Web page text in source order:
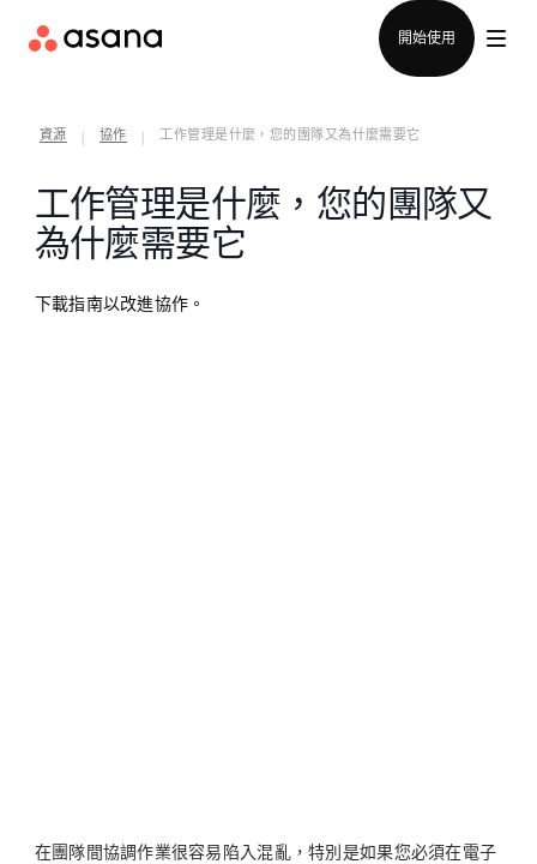
開始使用
資源 協作 工作管理是什麼，您的團隊又為什麼需要它
工作管理是什麼，您的團隊又
為什麼需要它
下載指南以改進協作。
在團隊間協調作業很容易陷入混亂，特別是如果您必須在電子